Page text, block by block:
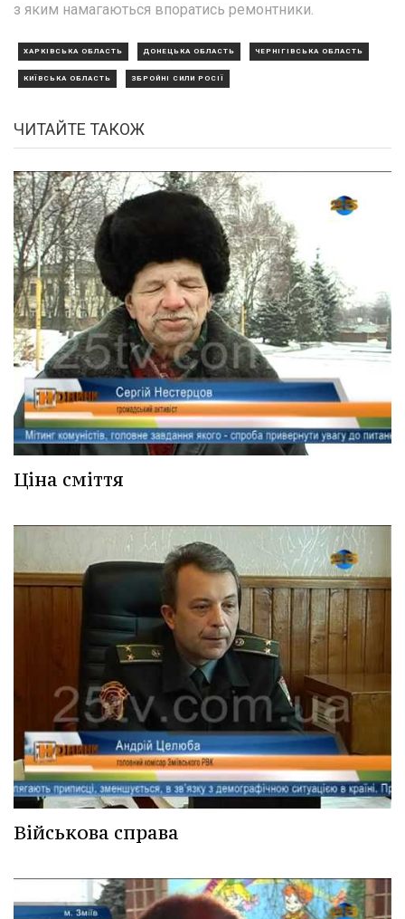
з яким намагаються впоратись ремонтники.
ХАРКІВСЬКА ОБЛАСТЬ ДОНЕЦЬКА ОБЛАСТЬ ЧЕРНІГІВСЬКА ОБЛАСТЬ
КИЇВСЬКА ОБЛАСТЬ ЗБРОЙНІ СИЛИ РОСІЇ
ЧИТАЙТЕ ТАКОЖ
Ціна сміття
Військова справа